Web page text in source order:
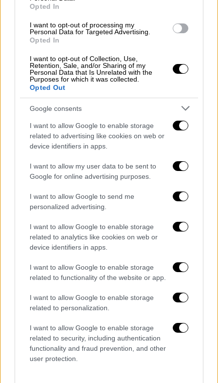
Opted In
I want to opt-out of processing my
Personal Data for Targeted Advertising.
Opted In
I want to opt-out of Collection, Use,
Retention, Sale, and/or Sharing of my
Personal Data that Is Unrelated with the
Purposes for which it was collected.
Opted Out
Google consents
I want to allow Google to enable storage
related to advertising like cookies on web or
device identifiers in apps.
I want to allow my user data to be sent to
Google for online advertising purposes.
I want to allow Google to send me
personalized advertising.
I want to allow Google to enable storage
related to analytics like cookies on web or
device identifiers in apps.
I want to allow Google to enable storage
related to functionality of the website or app.
I want to allow Google to enable storage
related to personalization.
I want to allow Google to enable storage
related to security, including authentication
functionality and fraud prevention, and other
user protection.
«Από σήμερα, 18 Φεβρουαρίου, έχει
οργανωθεί μια μαζική εκκένωση του
πληθυσμού προς τη Ρωσική Ομοσπονδία»,
δήλωσε ο Πούσιλιν. «Οι γυναίκες, τα παιδιά
και οι ηλικιωμένοι θα φύγουν πρώτοι», είπε.
Ο Πούτιν καλεί την Ουκρανία σε
συνομιλίες με τους αυτονομιστές
Ο πρόεδρος τηςΡωσίας,Βλαντίμιρ Πούτιν
αυτό που πρέπει να κάνει το Κίεβο
είναι να
καθίσει στο τραπέζι των συνομιλιών με το
Ντονμπάςκαι ότι όσο νωρίτερα γίνει αυτό
τόσο το καλύτερο.
Τη δήλωση έκανε κατά τη διάρκεια κοινής
συνέντευξης τύπου με τον Λευκορώσο
πρόεδροΑλεξάντερ Λουκασένκο
πέρας των συνομιλιών που είχαν στη Μόσχα,
επισημαίνοντας ότι η εγγύηση για την
Ουκρανίακαι την άρση της έντασης
γύρω από αυτή τη χώρα είναι η υλοποίηση
των συμφωνιών του Μίνσκ.
ΔΙΑΒΑΣΤΕ ΕΠΙΣΗΣ